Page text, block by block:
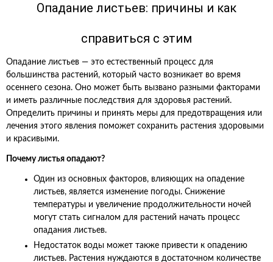
Опадание листьев: причины и как
справиться с этим
Опадание листьев — это естественный процесс для
большинства растений, который часто возникает во время
осеннего сезона. Оно может быть вызвано разными факторами
и иметь различные последствия для здоровья растений.
Определить причины и принять меры для предотвращения или
лечения этого явления поможет сохранить растения здоровыми
и красивыми.
Почему листья опадают?
Один из основных факторов, влияющих на опадение
листьев, является изменение погоды. Снижение
температуры и увеличение продолжительности ночей
могут стать сигналом для растений начать процесс
опадания листьев.
Недостаток воды может также привести к опадению
листьев. Растения нуждаются в достаточном количестве